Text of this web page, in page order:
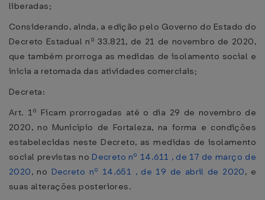
liberadas;
Considerando, ainda, a edição pelo Governo do Estado do
Decreto Estadual nº 33.821, de 21 de novembro de 2020,
que também prorroga as medidas de isolamento social e
inicia a retomada das atividades comerciais;
Decreta:
Art. 1º Ficam prorrogadas até o dia 29 de novembro de
2020, no Município de Fortaleza, na forma e condições
estabelecidas neste Decreto, as medidas de isolamento
social previstas no Decreto nº 14.611 , de 17 de março de
2020, no Decreto nº 14.651 , de 19 de abril de 2020, e
suas alterações posteriores.